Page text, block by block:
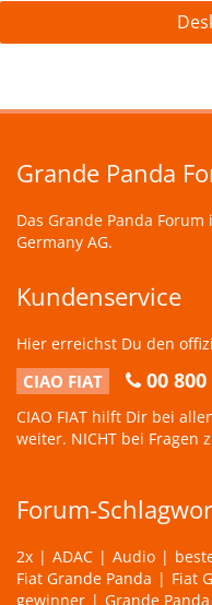
Grande Panda
Das Grande Panda
Germany AG.
Kundenservice
Hier erreichst Du den
CIAO FIAT 00
CIAO FIAT hilft Dir bei
weiter. NICHT bei Fragen
Forum-
2x ADAC Audio
Fiat Grande Panda
Fiat
gewinner
Grande Panda